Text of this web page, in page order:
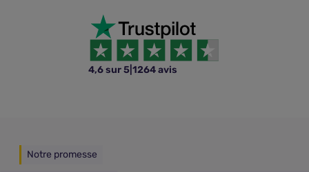
4,6 sur 5 1264 avis
Notre promesse